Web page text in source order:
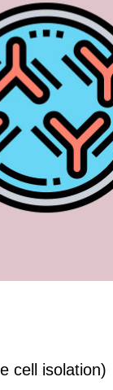
－Alpha PlusS
PlusG
－Alpha PluS
養皿－Alpha PlusP
cell isolation)